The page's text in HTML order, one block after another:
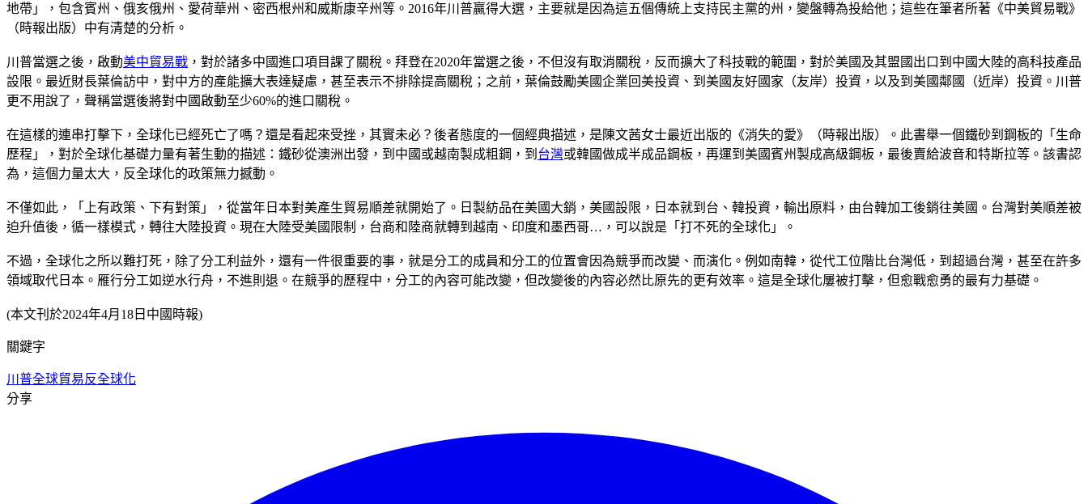
地帶」，包含賓州、俄亥俄州、愛荷華州、密西根州和威斯康辛州等。2016年川普贏得大選，主要就是因為這五個傳統上支持民主黨的州，變盤轉為投給他；這些在筆者所著《中美貿易戰》
（時報出版）中有清楚的分析。
川普當選之後，啟動美中貿易戰 ，對於諸多中國進口項目課了關稅。拜登在2020年當選之後，不但沒有取消關稅，反而擴大了科技戰的範圍，對於美國及其盟國出口到中國大陸的高科技產品
設限。最近財長葉倫訪中，對中方的產能擴大表達疑慮，甚至表示不排除提高關稅；之前，葉倫鼓勵美國企業回美投資、到美國友好國家（友岸）投資，以及到美國鄰國（近岸）投資。川普
更不用說了，聲稱當選後將對中國啟動至少60%的進口關稅。
在這樣的連串打擊下，全球化已經死亡了嗎？還是看起來受挫，其實未必？後者態度的一個經典描述，是陳文茜女士最近出版的《消失的愛》（時報出版）。此書舉一個鐵砂到鋼板的「生命
歷程」，對於全球化基礎力量有著生動的描述：鐵砂從澳洲出發，到中國或越南製成粗鋼，到 台灣或韓國做成半成品鋼板，再運到美國賓州製成高級鋼板，最後賣給波音和特斯拉等。該書認
為，這個力量太大，反全球化的政策無力撼動。
不僅如此，「上有政策、下有對策」，從當年日本對美產生貿易順差就開始了。日製紡品在美國大銷，美國設限，日本就到台、韓投資，輸出原料，由台韓加工後銷往美國。台灣對美順差被
迫升值後，循一樣模式，轉往大陸投資。現在大陸受美國限制，台商和陸商就轉到越南、印度和墨西哥…，可以說是「打不死的全球化」。
不過，全球化之所以難打死，除了分工利益外，還有一件很重要的事，就是分工的成員和分工的位置會因為競爭而改變、而演化。例如南韓，從代工位階比台灣低，到超過台灣，甚至在許多
領域取代日本。雁行分工如逆水行舟，不進則退。在競爭的歷程中，分工的內容可能改變，但改變後的內容必然比原先的更有效率。這是全球化屢被打擊，但愈戰愈勇的最有力基礎。
(本文刊於2024年4月18日中國時報)
關鍵字
川普全球貿易反全球化
分享